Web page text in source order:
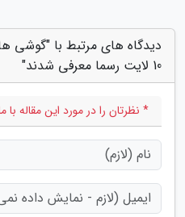
10 لایت رسما معرفی شدند"
* نظرتان را در مورد این مقاله با